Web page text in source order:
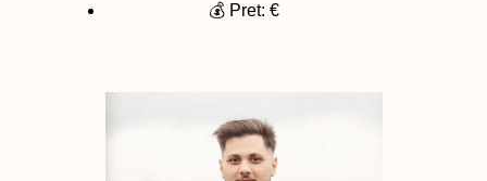
💰 Pret: €